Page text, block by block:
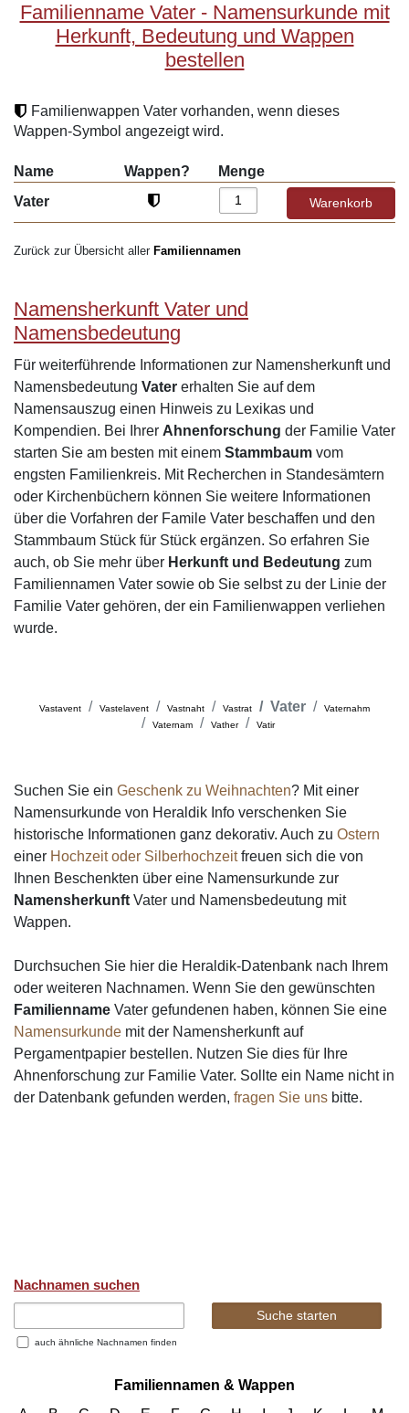
Familienname Vater - Namensurkunde mit
Herkunft, Bedeutung und Wappen
bestellen
Familienwappen Vater vorhanden, wenn dieses
Wappen-Symbol angezeigt wird.
Name Wappen?
Menge
Vater
Zurück zur Übersicht aller Familiennamen
Namensherkunft Vater und
Namensbedeutung
Für weiterführende Informationen zur Namensherkunft und
Namensbedeutung Vater erhalten Sie auf dem
Namensauszug einen Hinweis zu Lexikas und
Kompendien. Bei Ihrer Ahnenforschung der Familie Vater
starten Sie am besten mit einem Stammbaum vom
engsten Familienkreis. Mit Recherchen in Standesämtern
oder Kirchenbüchern können Sie weitere Informationen
über die Vorfahren der Famile Vater beschaffen und den
Stammbaum Stück für Stück ergänzen. So erfahren Sie
auch, ob Sie mehr über Herkunft und Bedeutung zum
Familiennamen Vater sowie ob Sie selbst zu der Linie der
Familie Vater gehören, der ein Familienwappen verliehen
wurde.
Vastavent Vastelavent Vastnaht Vastrat Vater
Vaternahm
Vaternam
Vather Vatir
Suchen Sie ein Geschenk zu Weihnachten? Mit einer
Namensurkunde von Heraldik Info verschenken Sie
historische Informationen ganz dekorativ. Auch zu Ostern
einer Hochzeit oder Silberhochzeitfreuen sich die von
Ihnen Beschenkten über eine Namensurkunde zur
Namensherkunft Vater und Namensbedeutung mit
Wappen.
Durchsuchen Sie hier die Heraldik-Datenbank nach Ihrem
oder weiteren Nachnamen. Wenn Sie den gewünschten
Familienname Vater gefundenen haben, können Sie eine
Namensurkunde mit der Namensherkunft auf
Pergamentpapier bestellen. Nutzen Sie dies für Ihre
Ahnenforschung zur Familie Vater. Sollte ein Name nicht in
der Datenbank gefunden werden, fragen Sie uns bitte.
Nachnamen suchen
auch ähnliche Nachnamen finden
Familiennamen & Wappen